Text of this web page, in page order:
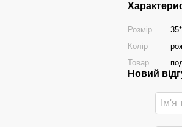
Розмір
Колір
Товар
Новий